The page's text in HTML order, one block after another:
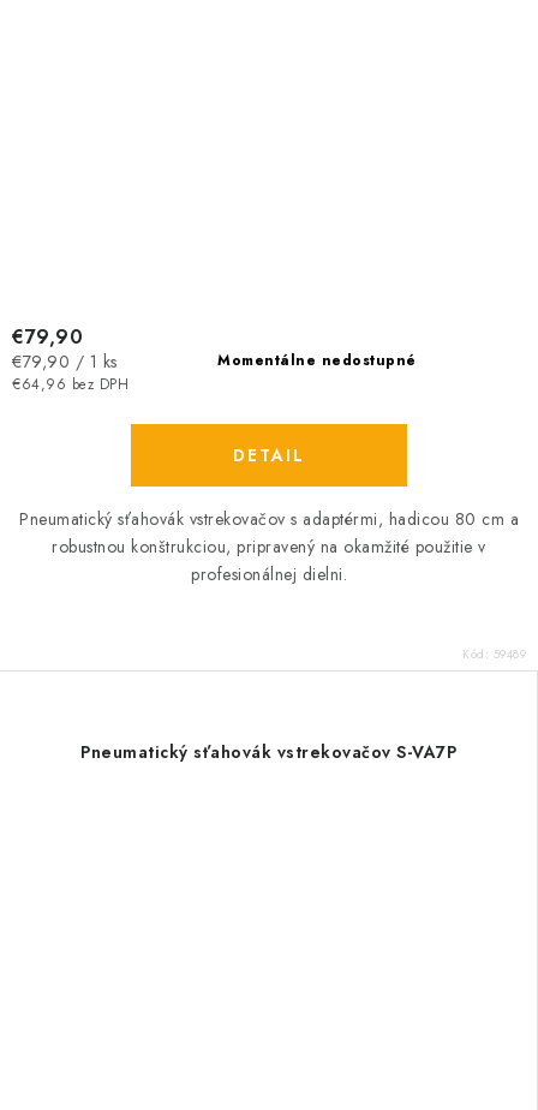
Momentálne nedostupné
€64,96 bez DPH
€79,90
Jednotková
cena:
€79,90 / 1 ks
DETAIL
Pneumatický sťahovák vstrekovačov s adaptérmi, hadicou 80 cm a
robustnou konštrukciou, pripravený na okamžité použitie v
profesionálnej dielni.
Kód: 59489
Pneumatický sťahovák vstrekovačov S-VA7P